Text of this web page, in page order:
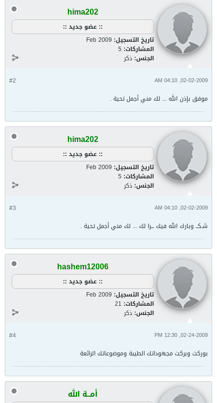
hima202
:: عضو جديد ::
تاريخ التسجيل: Feb 2009
المشاركات: 5
الجنس: ذكر
#2 02-02-2009, 04:10 AM
موفق بإذن الله ... لك مني أجمل تحية .
hima202
:: عضو جديد ::
تاريخ التسجيل: Feb 2009
المشاركات: 5
الجنس: ذكر
#3 02-02-2009, 04:10 AM
شـكــ وبارك الله فيك ـــرا لك ... لك مني أجمل تحية .
hashem12006
:: عضو جديد ::
تاريخ التسجيل: Feb 2009
المشاركات: 21
الجنس: ذكر
#4 02-24-2009, 12:30 PM
بوركت وبركت مجهوداتك الطيبة وموضوعاتك الرائعة
أمــة الله